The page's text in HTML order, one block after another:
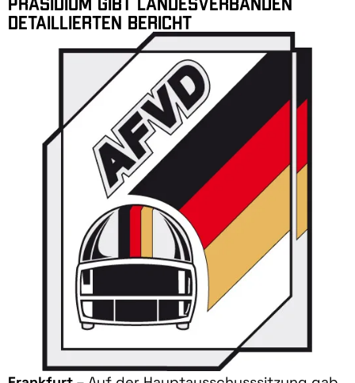
detaillierten Bericht